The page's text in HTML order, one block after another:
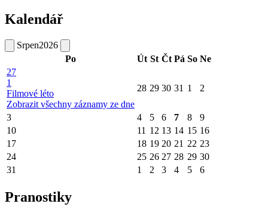
Kalendář
Srpen2026
Po
Út St Čt Pá So Ne
27
1
Filmové léto
Zobrazit všechny záznamy ze dne
28 29 30 31 1 2
3 4 5 6 7 8
9
10
11 12 13 14 15 16
17
18 19 20 21 22 23
24
25 26 27 28 29 30
31
1 2 3 4 5 6
Pranostiky